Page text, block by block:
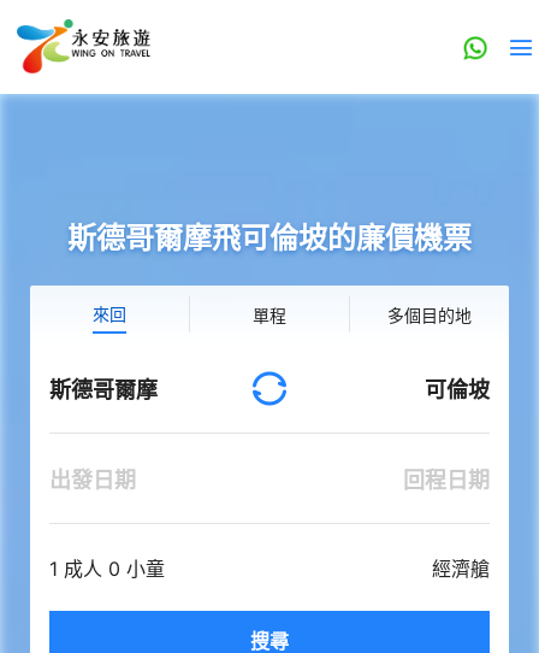
斯德哥爾摩飛可倫坡的廉價機票
來回 單程 多個目的地
斯德哥爾摩 可倫坡
出發日期 回程日期
1 成人 0 小童 經濟艙
搜尋